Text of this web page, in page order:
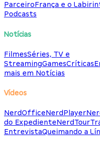
ParceiroFrança e o
Podcasts
Notícias
FilmesSéries, TV e
StreamingGamesCríticas
mais em Notícias
Vídeos
NerdOfficeNerdPlayer
do ExpedienteNerdTour
EntrevistaQueimando a